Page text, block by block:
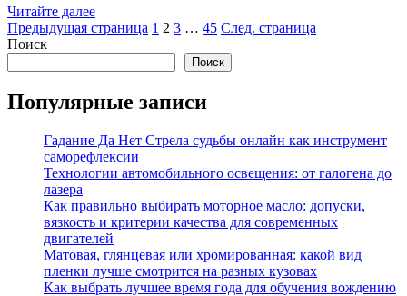
Читайте далее
Пагинация
записей
Предыдущая страница Страница
1 Страница
2 Страница
3 … Страница
45 След. страница
Поиск
Поиск
Популярные записи
Гадание Да Нет Стрела судьбы онлайн как инструмент
саморефлексии
Технологии автомобильного освещения: от галогена до
лазера
Как правильно выбирать моторное масло: допуски,
вязкость и критерии качества для современных
двигателей
Матовая, глянцевая или хромированная: какой вид
пленки лучше смотрится на разных кузовах
Как выбрать лучшее время года для обучения вождению